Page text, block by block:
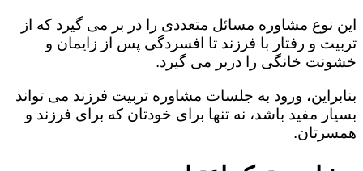
این نوع مشاوره مسائل متعددی را در بر می گیرد که از
تربیت و رفتار با فرزند تا افسردگی پس از زایمان و
خشونت خانگی را دربر می گیرد.
بنابراین، ورود به جلسات مشاوره تربیت فرزند می تواند
بسیار مفید باشد، نه تنها برای خودتان که برای فرزند و
همسرتان.